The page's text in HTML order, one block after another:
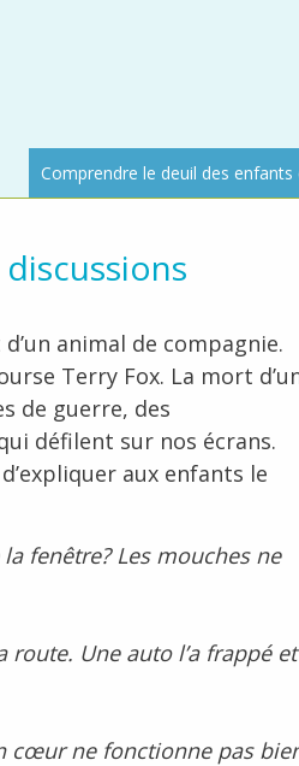
Comprendre le deuil des
animal de compagnie.
Terry Fox. La mort
de guerre, des
défilent sur nos écrans.
aux enfants le
fenêtre? Les mouches ne
Une auto l’a frappé et
cœur ne fonctionne pas